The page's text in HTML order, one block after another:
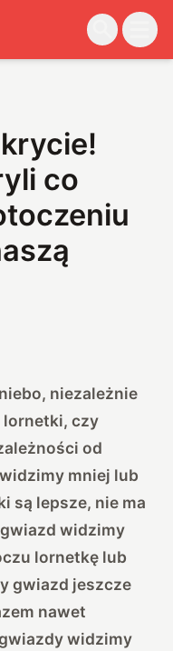
co
niezależnie
lornetki, czy
od
mniej lub
są lepsze, nie ma
widzimy
lornetkę lub
gwiazd jeszcze
nawet
widzimy